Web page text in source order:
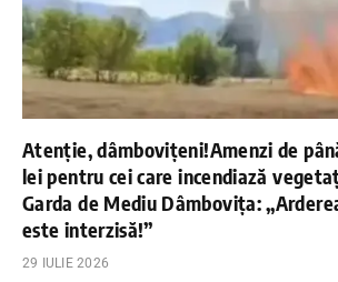
Atenție, dâmbovițeni!Amenzi de
lei pentru cei care incendiază
Garda de Mediu Dâmbovița:
este interzisă!”
29 IULIE 2026